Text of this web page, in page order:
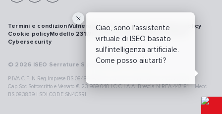
Ciao, sono l'assistente
virtuale di ISEO basato
sull'intelligenza artificiale.
Come posso aiutarti?
© 2026 ISEO Serrature S.p.A. All right reserved
P.IVA C.F. N.Reg.Imprese BS 08499190018 | Cap.Soc.Deliberato € 24.340.965 |
Cap.Soc.Sottoscritto e Versato € 23.969.040 | C.C.I.A.A. Brescia N.REA 447181 |. Mecc.
BS 083839 | SDI CODE SN4CSRI
Termini e condizioniVulnerability disclosure policyPrivacy policy
Cookie policyModello 231WhistleblowingRichiamo prodotti
Cybersecurity